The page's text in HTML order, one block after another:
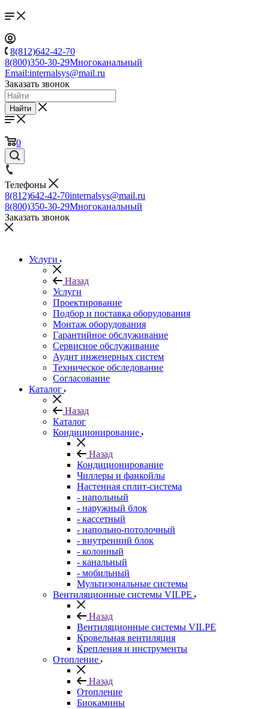
8(812)642-42-70
8(800)350-30-29Многоканальный
Email:internalsys@mail.ru
Заказать звонок
Найти
0
Телефоны
8(812)642-42-70internalsys@mail.ru
8(800)350-30-29Многоканальный
Заказать звонок
Услуги
Назад
Услуги
Проектирование
Подбор и поставка оборудования
Монтаж оборудования
Гарантийное обслуживание
Сервисное обслуживание
Аудит инженерных систем
Техническое обследование
Согласование
Каталог
Назад
Каталог
Кондиционирование
Назад
Кондиционирование
Чиллеры и фанкойлы
Настенная сплит-система
- напольный
- наружный блок
- кассетный
- напольно-потолочный
- внутренний блок
- колонный
- канальный
- мобильный
Мультизональные системы
Вентиляционные системы VILPE
Назад
Вентиляционные системы VILPE
Кровельная вентиляция
Крепления и инструменты
Отопление
Назад
Отопление
Биокамины